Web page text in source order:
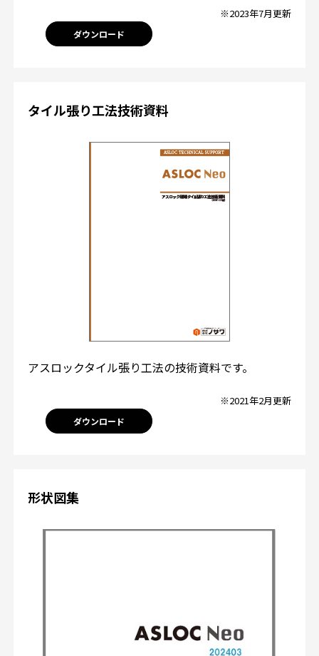
※2023年7月更新
ダウンロード
タイル張り工法技術資料
アスロックタイル張り工法の技術資料です。
※2021年2月更新
ダウンロード
形状図集